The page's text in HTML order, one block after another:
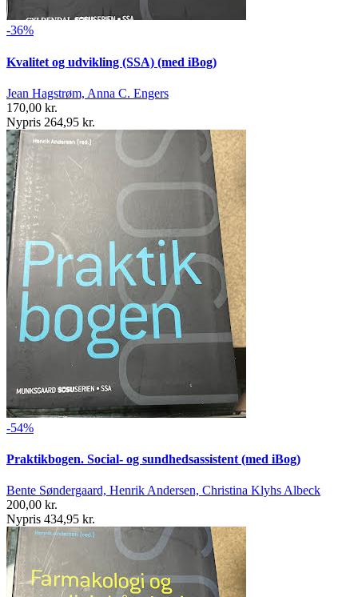
-36%
Kvalitet og udvikling (SSA) (med iBog)
Jean Hagstrøm, Anna C. Engers
170,00 kr.
Nypris 264,95 kr.
-54%
Praktikbogen. Social- og sundhedsassistent (med iBog)
Bente Søndergaard, Henrik Andersen, Christina Klyhs Albeck
200,00 kr.
Nypris 434,95 kr.